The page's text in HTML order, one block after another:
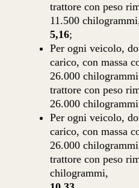
trattore con peso
11.500
5,16;
Per ogni veicolo,
carico, con massa
26.000
trattore con peso
26.000
Per ogni veicolo,
carico, con massa
26.000
trattore con peso